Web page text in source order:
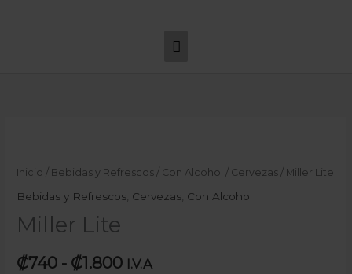
principal
Inicio / Bebidas y Refrescos / Con Alcohol / Cervezas / Miller Lite
Bebidas y Refrescos Cervezas Con Alcohol
Miller Lite
₡740 - ₡1.800
de
precios:
₡740
I.V.A
cantidad